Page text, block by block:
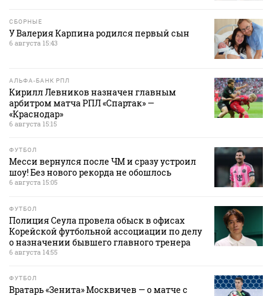
СБОРНЫЕ
У Валерия Карпина родился первый сын
6 августа 15:43
АЛЬФА-БАНК РПЛ
Кирилл Левников назначен главным
арбитром матча РПЛ «Спартак» —
«Краснодар»
6 августа 15:15
ФУТБОЛ
Месси вернулся после ЧМ и сразу устроил
шоу! Без нового рекорда не обошлось
6 августа 15:05
ФУТБОЛ
Полиция Сеула провела обыск в офисах
Корейской футбольной ассоциации по делу
о назначении бывшего главного тренера
6 августа 14:55
ФУТБОЛ
Вратарь «Зенита» Москвичев — о матче с